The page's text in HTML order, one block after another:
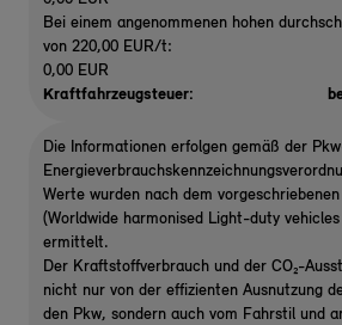
Bei einem angenommenen hohen
von 220,00 EUR/t:
0,00 EUR
Kraftfahrzeugsteuer:
Die Informationen erfolgen gemäß der
Werte wurden nach dem
(Worldwide harmonised Light-duty
ermittelt.
Der Kraftstoffverbrauch und der CO₂-
nicht nur von der effizienten Ausnutzung
den Pkw, sondern auch vom Fahrstil und